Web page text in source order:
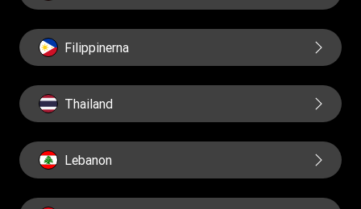
Filippinerna
Thailand
Lebanon